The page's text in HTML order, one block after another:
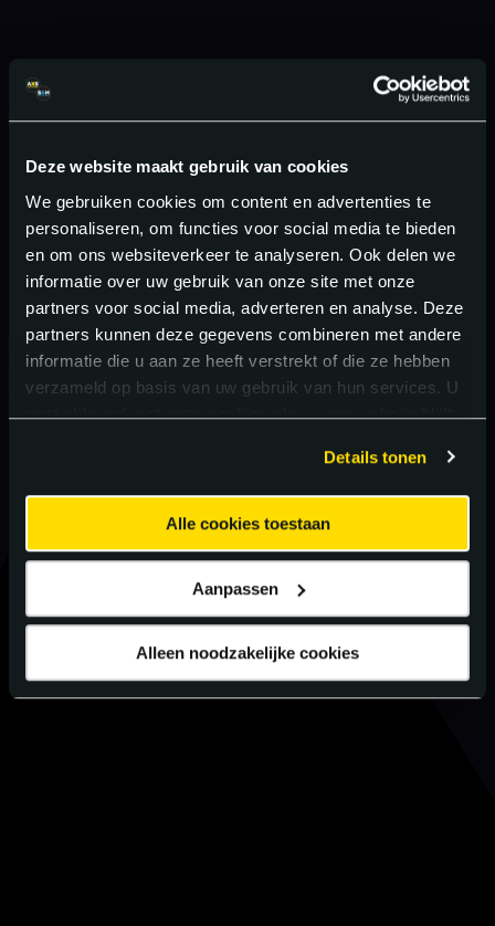
Deze website maakt gebruik van cookies
We gebruiken cookies om content en advertenties te
personaliseren, om functies voor social media te bieden
en om ons websiteverkeer te analyseren. Ook delen we
informatie over uw gebruik van onze site met onze
partners voor social media, adverteren en analyse. Deze
partners kunnen deze gegevens combineren met andere
informatie die u aan ze heeft verstrekt of die ze hebben
verzameld op basis van uw gebruik van hun services. U
gaat akkoord met onze cookies als u onze website blijft
Details tonen
Alle cookies toestaan
Aanpassen
Alleen noodzakelijke cookies